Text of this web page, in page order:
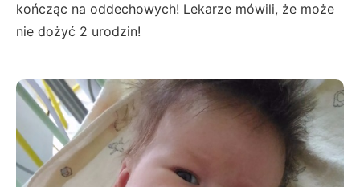
kończąc na oddechowych! Lekarze mówili, że może
nie dożyć 2 urodzin!